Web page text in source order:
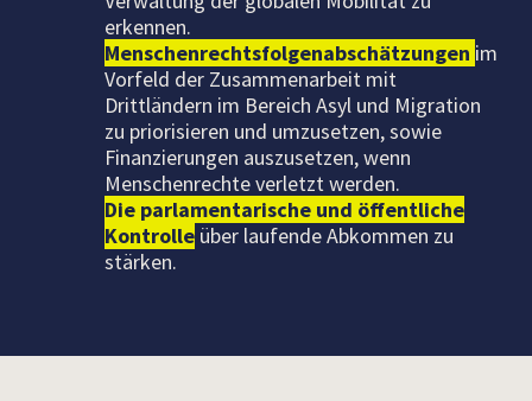
erkennen.
Menschenrechtsfolgenabschätzungen im
Vorfeld der Zusammenarbeit mit
Drittländern im Bereich Asyl und Migration
zu priorisieren und umzusetzen, sowie
Finanzierungen auszusetzen, wenn
Menschenrechte verletzt werden.
Die parlamentarische und öffentliche
Kontrolle über laufende Abkommen zu
stärken.